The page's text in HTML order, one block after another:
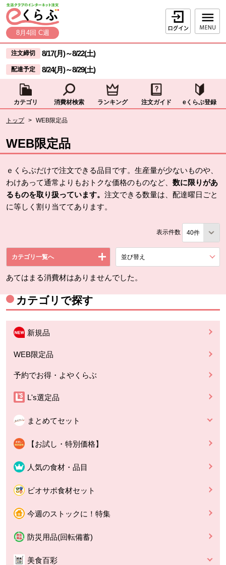
ページの先頭です。
本文へジャンプする。
8月4回 C週
ログイン
ここからサイト内共通メニューです。
サイト内共通メニューをスキップする
注文締切 8/17(月)～8/22(土)
配達予定 8/24(月)～8/29(土)
カテゴリ 消費材検索 ランキング 注文ガイド eくらぶ登録
トップ > WEB限定品
WEB限定品
ｅくらぶだけで注文できる品目です。生産量が少ないものや、
わけあって通常よりもおトクな価格のものなど、 数に限りがあ
るものを取り扱っています。 注文できる数量は、配達曜日ごと
に等しく割り当ててあります。
表示件数
カテゴリ一覧へ 並び替え
あてはまる消費材はありませんでした。
カテゴリで探す
新規品
WEB限定品
予約でお得・よやくらぶ
L's選定品
まとめてセット
【お試し・特別価格】
人気の食材・品目
ビオサポ食材セット
今週のストックに！特集
防災用品(回転備蓄)
美食百彩